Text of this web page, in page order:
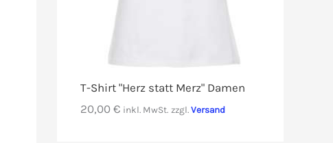
T-Shirt "Herz statt Merz" Damen
20,00 € inkl. MwSt. zzgl. Versand